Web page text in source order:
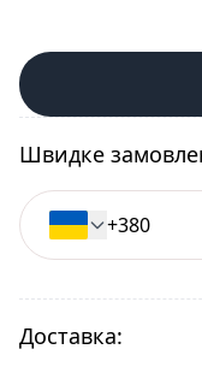
Швидке
Доставка: